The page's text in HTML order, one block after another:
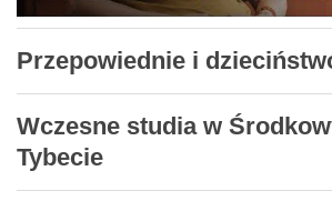
Przepowiednie i
Wczesne studia w
Tybecie